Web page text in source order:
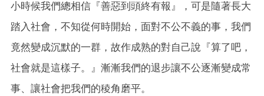
小時候我們總相信『善惡到頭終有報』，可是隨著長大
踏入社會，不知從何時開始，面對不公不義的事，我們
竟然變成沉默的一群，故作成熟的對自己說『算了吧，
社會就是這樣子。』漸漸我們的退步讓不公逐漸變成常
事、讓社會把我們的稜角磨平。